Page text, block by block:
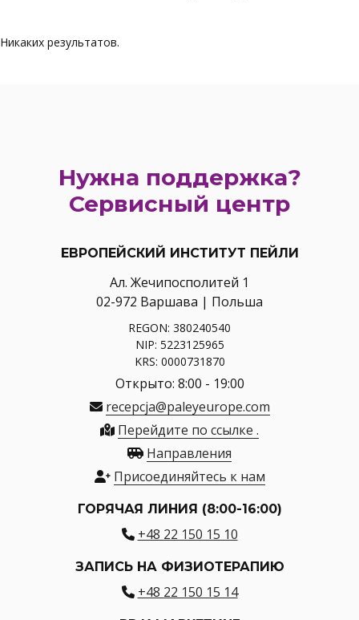
Никаких результатов.
Нужна поддержка?
Сервисный центр
ЕВРОПЕЙСКИЙ ИНСТИТУТ ПЕЙЛИ
Ал. Жечипосполитей 1
02-972 Варшава | Польша
REGON: 380240540
NIP: 5223125965
KRS: 0000731870
Открыто: 8:00 - 19:00
recepcja@paleyeurope.com
Перейдите по ссылке .
Направления
Присоединяйтесь к нам
ГОРЯЧАЯ ЛИНИЯ (8:00-16:00)
+48 22 150 15 10
ЗАПИСЬ НА ФИЗИОТЕРАПИЮ
+48 22 150 15 14